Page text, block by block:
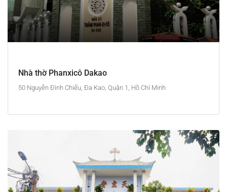
Nhà thờ Phanxicô Dakao
50 Nguyễn Đình Chiểu, Đa Kao, Quận 1, Hồ Chí Minh